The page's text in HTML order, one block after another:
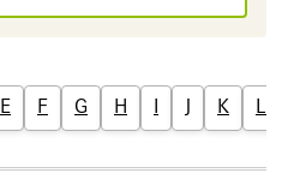
E F G H I J K L